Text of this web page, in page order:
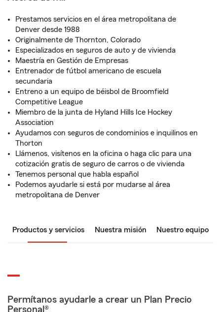
Prestamos servicios en el área metropolitana de
Denver desde 1988
Originalmente de Thornton, Colorado
Especializados en seguros de auto y de vivienda
Maestría en Gestión de Empresas
Entrenador de fútbol americano de escuela
secundaria
Entreno a un equipo de béisbol de Broomfield
Competitive League
Miembro de la junta de Hyland Hills Ice Hockey
Association
Ayudamos con seguros de condominios e inquilinos en
Thorton
Llámenos, visítenos en la oficina o haga clic para una
cotización gratis de seguro de carros o de vivienda
Tenemos personal que habla español
Podemos ayudarle si está por mudarse al área
metropolitana de Denver
Productos y servicios Nuestra misión Nuestro equipo
Permítanos ayudarle a crear un Plan Precio
Personal®